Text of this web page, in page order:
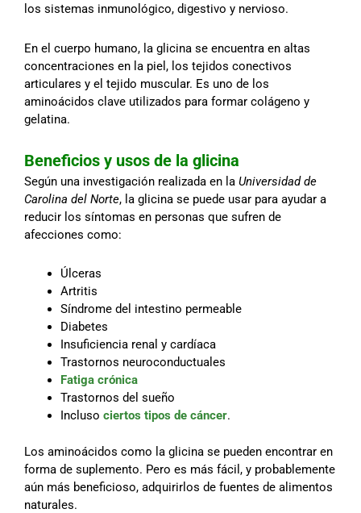
los sistemas inmunológico, digestivo y nervioso.
En el cuerpo humano, la glicina se encuentra en altas
concentraciones en la piel, los tejidos conectivos
articulares y el tejido muscular. Es uno de los
aminoácidos clave utilizados para formar colágeno y
gelatina.
Beneficios y usos de la glicina
Según una investigación realizada en la Universidad de
Carolina del Norte, la glicina se puede usar para ayudar a
reducir los síntomas en personas que sufren de
afecciones como:
Úlceras
Artritis
Síndrome del intestino permeable
Diabetes
Insuficiencia renal y cardíaca
Trastornos neuroconductuales
Fatiga crónica
Trastornos del sueño
Incluso ciertos tipos de cáncer.
Los aminoácidos como la glicina se pueden encontrar en
forma de suplemento. Pero es más fácil, y probablemente
aún más beneficioso, adquirirlos de fuentes de alimentos
naturales.